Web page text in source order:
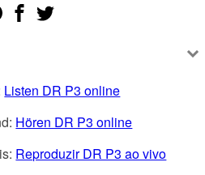
Listen DR P3 online
Hören DR P3 online
Reproduzir DR P3 ao vivo